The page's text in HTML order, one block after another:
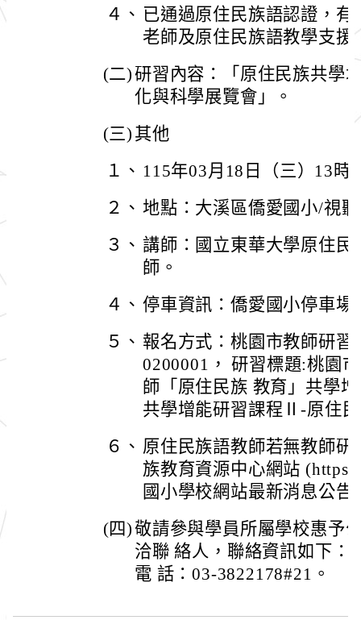
４、 已通過原住民族語認證，
老師及原住民族語教學支援
(二)研習內容：「原住民族共學
化與科學展覽會」。
(三) 其他
１、 115年03月18日（三）13時
２、 地點：大溪區僑愛國小/視
３、 講師：國立東華大學原住
師。
４、 停車資訊：僑愛國小停車
５、 報名方式：桃園市教師研
0200001， 研習標題:桃園
師「原住民族 教育」共學
共學增能研習課程Ⅱ-原住
６、 原住民族語教師若無教師
族教育資源中心網站
國小學校網站最新消息公告
(四) 敬請參與學員所屬學校惠予
洽聯 絡人，聯絡資訊如下：
電 話：03-3822178#21。